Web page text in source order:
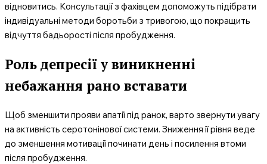
відновитись. Консультації з фахівцем допоможуть підібрати
індивідуальні методи боротьби з тривогою, що покращить
відчуття бадьорості після пробудження.
Роль депресії у виникненні
небажання рано вставати
Щоб зменшити прояви апатії під ранок, варто звернути увагу
на активність серотонінової системи. Зниження її рівня веде
до зменшення мотивації починати день і посилення втоми
після пробудження.